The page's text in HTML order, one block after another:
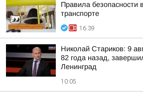
Правила безопасности
транспорте
16:39
Николай Стариков: 9
82 года назад,
Ленинград
10:05